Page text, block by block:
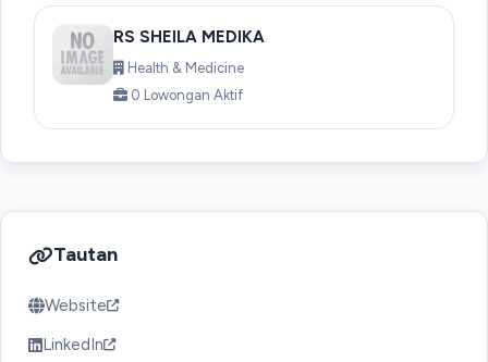
RS SHEILA MEDIKA
Health & Medicine
0 Lowongan Aktif
Tautan
Website
LinkedIn